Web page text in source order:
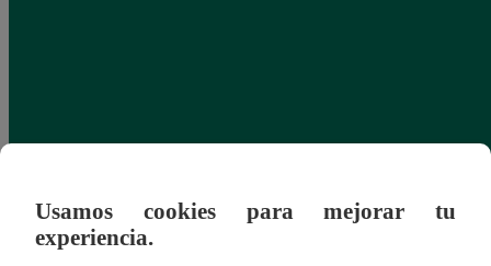
Usamos cookies para mejorar tu
experiencia.